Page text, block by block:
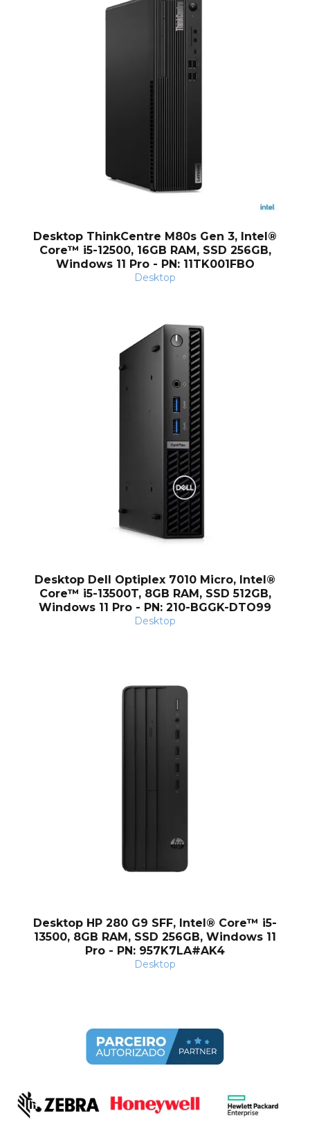
Desktop ThinkCentre M80s Gen 3, Intel®
Core™ i5-12500, 16GB RAM, SSD 256GB,
Windows 11 Pro - PN: 11TK001FBO
Desktop
Desktop Dell Optiplex 7010 Micro, Intel®
Core™ i5-13500T, 8GB RAM, SSD 512GB,
Windows 11 Pro - PN: 210-BGGK-DTO99
Desktop
Desktop HP 280 G9 SFF, Intel® Core™ i5-
13500, 8GB RAM, SSD 256GB, Windows 11
Pro - PN: 957K7LA#AK4
Desktop